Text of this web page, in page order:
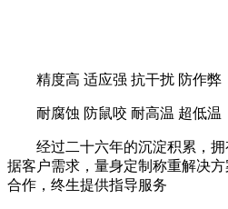
精度高 适应强 抗干扰 防作弊
耐腐蚀 防鼠咬 耐高温 超低温
经过二十六年的沉淀积累，拥
据客户需求，量身定制称重解决
合作，终生提供指导服务